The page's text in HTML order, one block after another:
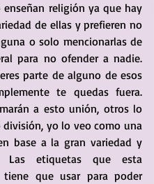
enseñan religión ya que hay
de ellas y prefieren no
o solo mencionarlas de
para no ofender a nadie.
parte de alguno de esos
te quedas fuera.
a esto unión, otros lo
división, yo lo veo como una
base a la gran variedad y
Las etiquetas que esta
tiene que usar para poder